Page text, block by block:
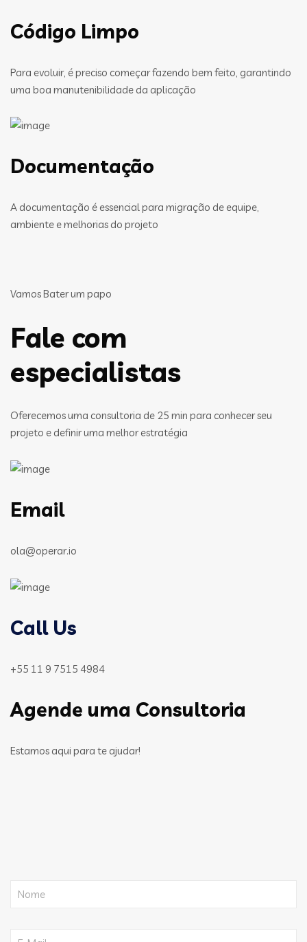
Código Limpo
Para evoluir, é preciso começar fazendo bem feito, garantindo
uma boa manutenibilidade da aplicação
Documentação
A documentação é essencial para migração de equipe,
ambiente e melhorias do projeto
Vamos Bater um papo
Fale com
especialistas
Oferecemos uma consultoria de 25 min para conhecer seu
projeto e definir uma melhor estratégia
Email
ola@operar.io
Call Us
+55 11 9 7515 4984
Agende uma Consultoria
Estamos aqui para te ajudar!